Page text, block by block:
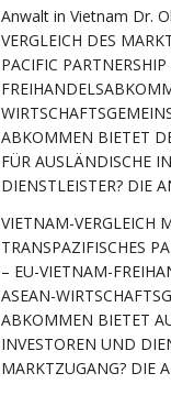
Anwalt in Vietnam Dr.
VERGLEICH DES
PACIFIC
ABKOMMEN BIETET
FÜR AUSLÄNDISCHE
DIENSTLEISTER? DIE
VIETNAM-VERGLEICH
TRANSPAZIFISCHES
– EU-VIETNAM-
ASEAN-
ABKOMMEN BIETET
INVESTOREN UND
MARKTZUGANG? DIE